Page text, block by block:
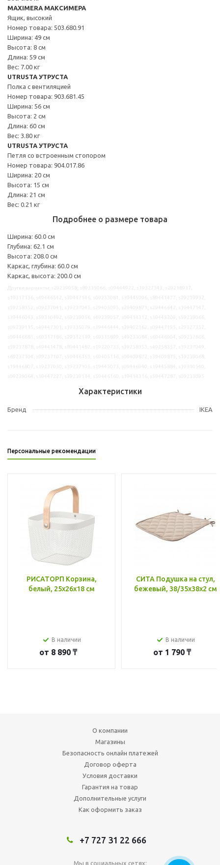
MAXIMERA МАКСИМЕРА
Ящик, высокий
Номер товара: 503.680.91
Ширина: 49 см
Высота: 8 см
Длина: 59 см
Вес: 7.00 кг
UTRUSTA УТРУСТА
Полка с вентиляцией
Номер товара: 903.681.45
Ширина: 56 см
Высота: 2 см
Длина: 60 см
Вес: 3.80 кг
UTRUSTA УТРУСТА
Петля со встроенным стопором
Номер товара: 904.017.86
Ширина: 20 см
Высота: 15 см
Длина: 21 см
Вес: 0.21 кг
Подробнее о размере товара
Ширина: 60.0 см
Глубина: 62.1 см
Высота: 208.0 см
Каркас, глубина: 60.0 см
Каркас, высота: 200.0 см
Характеристики
Бренд IKEA
Персональные рекомендации
РИСАТОРП Корзина,
белый, 25x26x18 см
В наличии
от 8 890 ₸
СИТА Подушка на стул,
бежевый, 38/35x38x2 см
В наличии
от 1 790 ₸
О компании
Магазины
Безопасность онлайн платежей
Договор оферта
Условия доставки
Гарантия на товар
Дополнительные услуги
Как оформить заказ
+7 727 31 22 666
Мы в социальных сетях: